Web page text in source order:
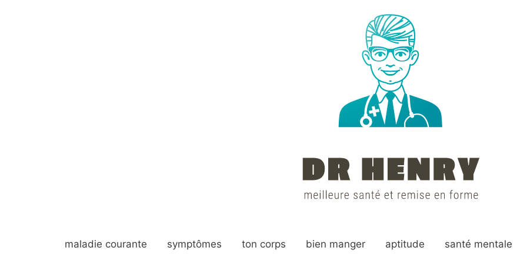
maladie courante symptômes ton corps bien manger aptitude santé mentale